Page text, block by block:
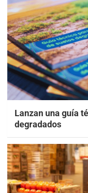
Lanzan una guía
degradados